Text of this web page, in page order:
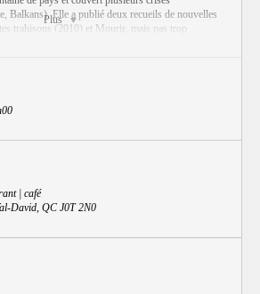
Plus
Balkans). Elle a publié deux recueils de nouvelles
trahisons (2010) et Mourir, mais pas trop
29 mars 2026, à 15 h.
2510, rue de l’Église à Val-David
5 $
| café
David, QC J0T 2N0